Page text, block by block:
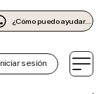
¿Cómo puedo ayudarte?
Iniciar sesión